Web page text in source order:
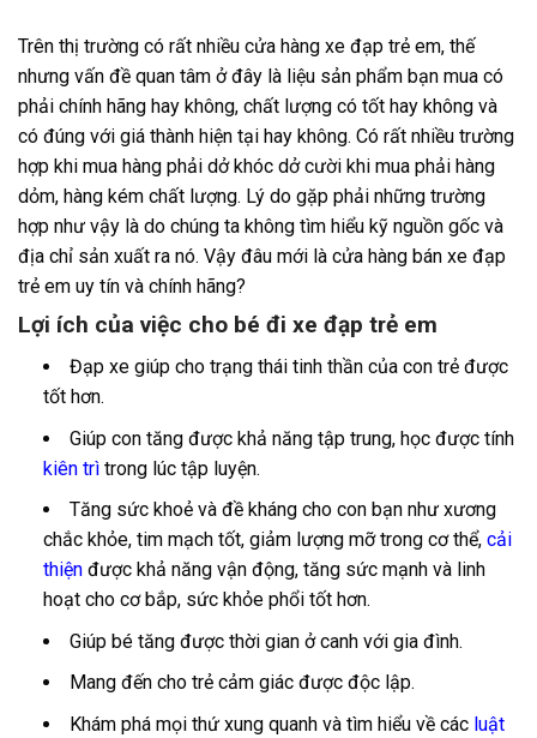
Trên thị trường có rất nhiều cửa hàng xe đạp trẻ em, thế
nhưng vấn đề quan tâm ở đây là liệu sản phẩm bạn mua có
phải chính hãng hay không, chất lượng có tốt hay không và
có đúng với giá thành hiện tại hay không. Có rất nhiều trường
hợp khi mua hàng phải dở khóc dở cười khi mua phải hàng
dỏm, hàng kém chất lượng. Lý do gặp phải những trường
hợp như vậy là do chúng ta không tìm hiểu kỹ nguồn gốc và
địa chỉ sản xuất ra nó. Vậy đâu mới là cửa hàng bán xe đạp
trẻ em uy tín và chính hãng?
Lợi ích của việc cho bé đi xe đạp trẻ em
Đạp xe giúp cho trạng thái tinh thần của con trẻ được
tốt hơn.
Giúp con tăng được khả năng tập trung, học được tính
kiên trìtrong lúc tập luyện.
Tăng sức khoẻ và đề kháng cho con bạn như xương
chắc khỏe, tim mạch tốt, giảm lượng mỡ trong cơ thể, cải
thiệnđược khả năng vận động, tăng sức mạnh và linh
hoạt cho cơ bắp, sức khỏe phổi tốt hơn.
Giúp bé tăng được thời gian ở canh với gia đình.
Mang đến cho trẻ cảm giác được độc lập.
Khám phá mọi thứ xung quanh và tìm hiểu về các luật